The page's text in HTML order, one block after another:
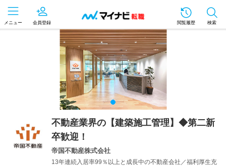
メニュー 会員登録 閲覧履歴 検索
不動産業界の【建築施工管理】◆第二新
卒歓迎！
帝国不動産株式会社
13年連続入居率99％以上と成長中の不動産会社／福利厚生充